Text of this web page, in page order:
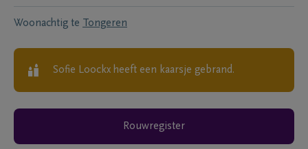
Woonachtig te Tongeren
Sofie Loockx heeft een kaarsje gebrand.
Rouwregister